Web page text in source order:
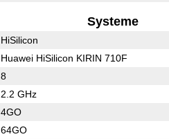
Systeme
HiSilicon
Huawei HiSilicon KIRIN 710F
8
2.2 GHz
4GO
64GO